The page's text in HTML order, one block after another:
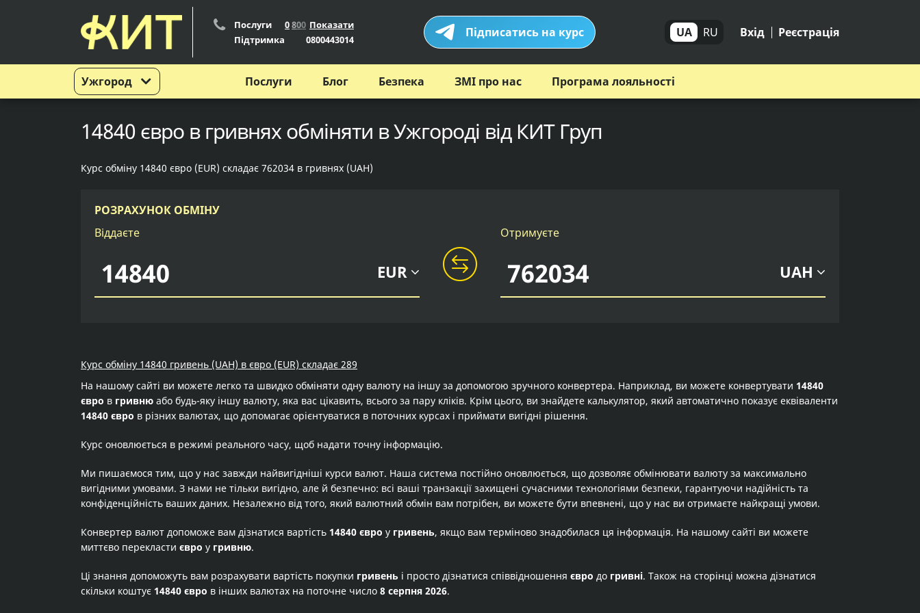
Ужгород
Послуги 0800 Показати
Підтримка
0800443014 Підписатись на курс UA RU Вхід Реєстрація
Послуги Блог Безпека ЗМІ про нас Програма лояльності
14840 євро в гривнях обміняти в Ужгороді від КИТ Груп
Курс обміну 14840 євро (EUR) складає 762034 в гривнях (UAH)
РОЗРАХУНОК ОБМІНУ
Віддаєте
EUR
Отримуєте
UAH
Курс обміну 14840 гривень (UAH) в євро (EUR) складає 289
На нашому сайті ви можете легко та швидко обміняти одну валюту на іншу за допомогою зручного конвертера. Наприклад, ви можете конвертувати 14840
євро в гривню або будь-яку іншу валюту, яка вас цікавить, всього за пару кліків. Крім цього, ви знайдете калькулятор, який автоматично показує еквіваленти
14840 євро в різних валютах, що допомагає орієнтуватися в поточних курсах і приймати вигідні рішення.
Курс оновлюється в режимі реального часу, щоб надати точну інформацію.
Ми пишаємося тим, що у нас завжди найвигідніші курси валют. Наша система постійно оновлюється, що дозволяє обмінювати валюту за максимально
вигідними умовами. З нами не тільки вигідно, але й безпечно: всі ваші транзакції захищені сучасними технологіями безпеки, гарантуючи надійність та
конфіденційність ваших даних. Незалежно від того, який валютний обмін вам потрібен, ви можете бути впевнені, що у нас ви отримаєте найкращі умови.
Конвертер валют допоможе вам дізнатися вартість 14840 євро у гривень, якщо вам терміново знадобилася ця інформація. На нашому сайті ви можете
миттєво перекласти євро у гривню.
Ці знання допоможуть вам розрахувати вартість покупки гривень і просто дізнатися співвідношення євро до гривні. Також на сторінці можна дізнатися
скільки коштує 14840 євро в інших валютах на поточне число 8 серпня 2026.